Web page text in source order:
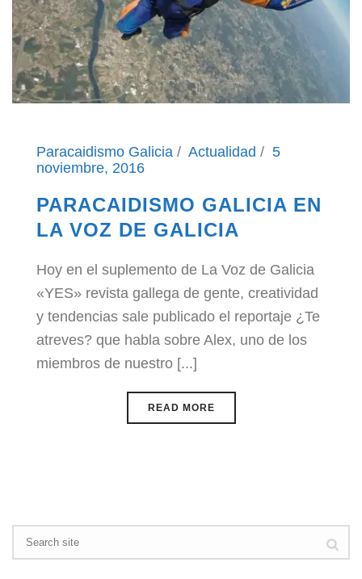
Paracaidismo Galicia Actualidad
5
noviembre, 2016
PARACAIDISMO GALICIA EN
LA VOZ DE GALICIA
Hoy en el suplemento de La Voz de Galicia
«YES» revista gallega de gente, creatividad
y tendencias sale publicado el reportaje ¿Te
atreves? que habla sobre Alex, uno de los
miembros de nuestro [...]
READ MORE